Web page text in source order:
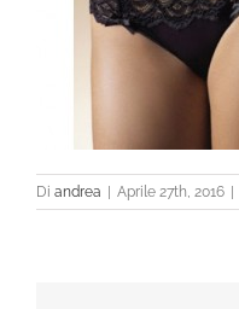
Di andrea Aprile 27th, 2016